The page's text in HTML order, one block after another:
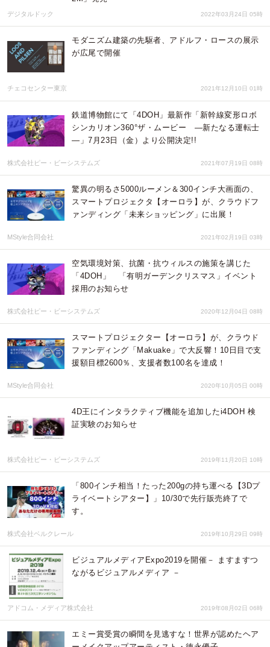
デジタルドック 2022年03月24日 05時
モダニズム建築の先駆者、アドルフ・ロースの展示
が広尾で開催
チェコセンター東京 2021年12月10日 01時
鉄道博物館にて「4DOH」最新作「新幹線変形ロボ
シンカリオン360°ザ・ムービー ―新たなる運転士
―」7月23日（金）より公開決定!!
株式会社ピー・ビーシステムズ 2021年07月19日 08時
驚異の明るさ5000ルーメン＆300インチ大画面の、
スマートプロジェクタ【オーロラ】が、クラウドフ
ァンディング「未来ショッピング」に出展！
MStyle合同会社 2021年02月19日 03時
空気環境対策、抗菌・抗ウィルスの施策を講じた
「4DOH」 「有明ガーデンクリスマス」イベント
採用のお知らせ
株式会社ピー・ビーシステムズ 2020年12月04日 08時
スマートプロジェクター【オーロラ】が、クラウド
ファンディング「Makuake」で大反響！10日目で支
援額目標2600％、支援者数100名を達成！
MStyle合同会社 2020年10月05日 00時
4D王にインタラクティブ機能を追加したi4DOH 検
証実験のお知らせ
株式会社ピー・ビーシステムズ 2019年11月20日 10時
「800インチ相当！たった200gの持ち運べる【3Dプ
ライベートシアター】」10/30で先行販売終了で
す。
株式会社ベルクレール 2019年10月29日 09時
ビジュアルメディアExpo2019を開催－ ますますつ
ながるビジュアルメディア －
アドコム・メディア株式会社 2019年08月02日 06時
エミー賞受賞の瞬間を見逃すな！世界が認めたヘア